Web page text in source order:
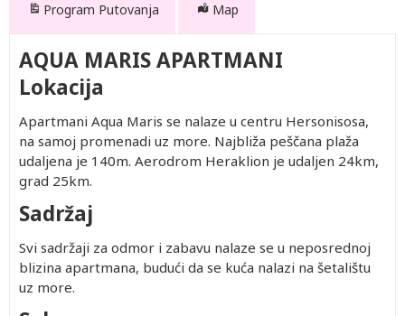
Program Putovanja Map
AQUA MARIS APARTMANI
Lokacija
Apartmani Aqua Maris se nalaze u centru Hersonisosa,
na samoj promenadi uz more. Najbliža peščana plaža
udaljena je 140m. Aerodrom Heraklion je udaljen 24km,
grad 25km.
Sadržaj
Svi sadržaji za odmor i zabavu nalaze se u neposrednoj
blizina apartmana, budući da se kuća nalazi na šetalištu
uz more.
Drugo
dete 2-
11.99
god.
(Prvo
dete 2-
290.00
1.Dodatni
ležaj
566.00
dete 0-
god.
dete 2-
11.99
god.
ležaj